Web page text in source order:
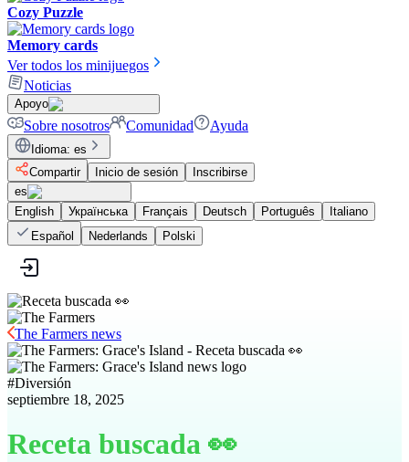
Cozy Puzzle
Memory cards
Ver todos los minijuegos
Noticias
Apoyo
Sobre nosotros Comunidad Ayuda
Idioma: es
Compartir
Inicio de sesión
Inscribirse
es
English
Українська Français Deutsch Português
Italiano
Español
Nederlands Polski
The Farmers news
#Diversión
septiembre 18, 2025
Receta buscada 👀